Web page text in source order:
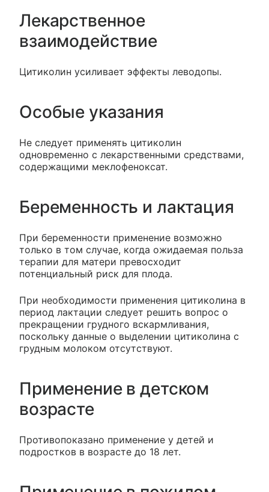
Лекарственное
взаимодействие
Цитиколин усиливает эффекты леводопы.
Особые указания
Не следует применять цитиколин
одновременно с лекарственными средствами,
содержащими меклофеноксат.
Беременность и лактация
При беременности применение возможно
только в том случае, когда ожидаемая польза
терапии для матери превосходит
потенциальный риск для плода.
При необходимости применения цитиколина в
период лактации следует решить вопрос о
прекращении грудного вскармливания,
поскольку данные о выделении цитиколина с
грудным молоком отсутствуют.
Применение в детском
возрасте
Противопоказано применение у детей и
подростков в возрасте до 18 лет.